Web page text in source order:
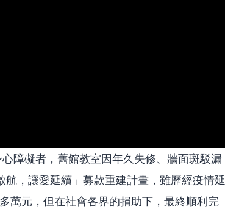
障礙者，舊館教室因年久失修、牆面斑駁漏
航，讓愛延續」募款重建計畫，雖歷經疫情延
萬元，但在社會各界的捐助下，最終順利完